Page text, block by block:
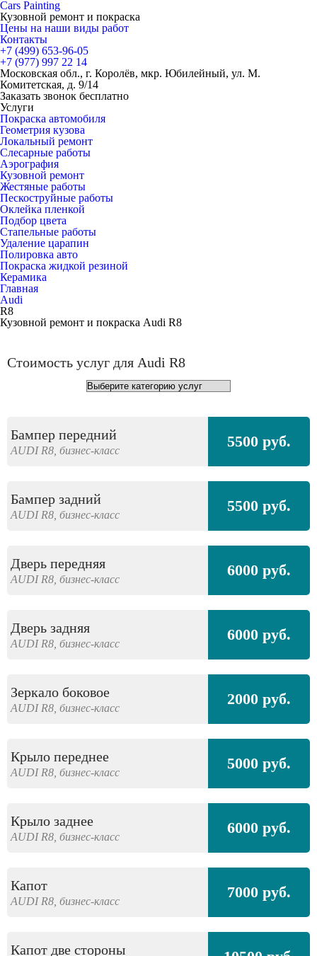
Cars Painting
Кузовной ремонт и покраска
Цены на наши виды работ
Контакты
+7 (499) 653-96-05
+7 (977) 997 22 14
Московская обл., г. Королёв, мкр. Юбилейный, ул. М.
Комитетская, д. 9/14
Заказать звонок бесплатно
Услуги
Покраска автомобиля
Геометрия кузова
Локальный ремонт
Слесарные работы
Аэрография
Кузовной ремонт
Жестяные работы
Пескоструйные работы
Оклейка пленкой
Подбор цвета
Стапельные работы
Удаление царапин
Полировка авто
Покраска жидкой резиной
Керамика
Главная
Audi
R8
Кузовной ремонт и покраска Audi R8
Стоимость услуг для Audi R8
Бампер передний
AUDI R8, бизнес-класс 5500 руб.
Бампер задний
AUDI R8, бизнес-класс 5500 руб.
Дверь передняя
AUDI R8, бизнес-класс 6000 руб.
Дверь задняя
AUDI R8, бизнес-класс 6000 руб.
Зеркало боковое
AUDI R8, бизнес-класс 2000 руб.
Крыло переднее
AUDI R8, бизнес-класс 5000 руб.
Крыло заднее
AUDI R8, бизнес-класс 6000 руб.
Капот
AUDI R8, бизнес-класс 7000 руб.
Капот две стороны